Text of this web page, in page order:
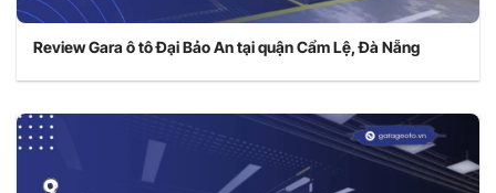
Review Gara ô tô Đại Bảo An tại quận Cẩm Lệ, Đà Nẵng